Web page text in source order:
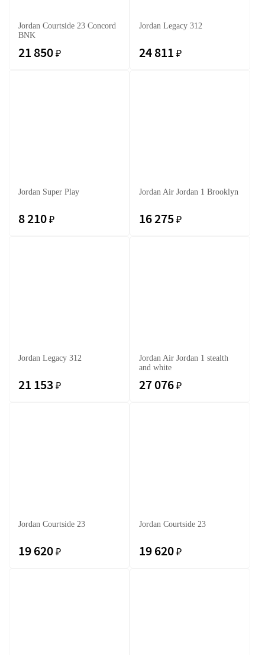
Jordan Courtside 23 Concord
BNK
21 850 ₽
Jordan Legacy 312
24 811 ₽
Jordan Super Play
8 210 ₽
Jordan Air Jordan 1 Brooklyn
16 275 ₽
Jordan Legacy 312
21 153 ₽
Jordan Air Jordan 1 stealth
and white
27 076 ₽
Jordan Courtside 23
19 620 ₽
Jordan Courtside 23
19 620 ₽